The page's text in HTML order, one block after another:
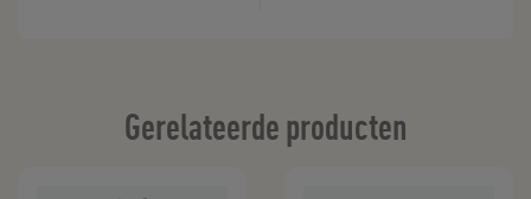
Gerelateerde producten